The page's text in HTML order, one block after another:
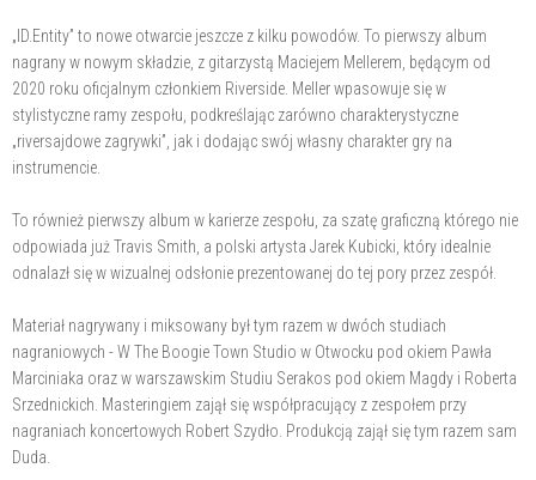
„ID.Entity” to nowe otwarcie jeszcze z kilku powodów. To pierwszy album
nagrany w nowym składzie, z gitarzystą Maciejem Mellerem, będącym od
2020 roku oficjalnym członkiem Riverside. Meller wpasowuje się w
stylistyczne ramy zespołu, podkreślając zarówno charakterystyczne
„riversajdowe zagrywki”, jak i dodając swój własny charakter gry na
instrumencie.
To również pierwszy album w karierze zespołu, za szatę graficzną którego nie
odpowiada już Travis Smith, a polski artysta Jarek Kubicki, który idealnie
odnalazł się w wizualnej odsłonie prezentowanej do tej pory przez zespół.
Materiał nagrywany i miksowany był tym razem w dwóch studiach
nagraniowych - W The Boogie Town Studio w Otwocku pod okiem Pawła
Marciniaka oraz w warszawskim Studiu Serakos pod okiem Magdy i Roberta
Srzednickich. Masteringiem zajął się współpracujący z zespołem przy
nagraniach koncertowych Robert Szydło. Produkcją zajął się tym razem sam
Duda.